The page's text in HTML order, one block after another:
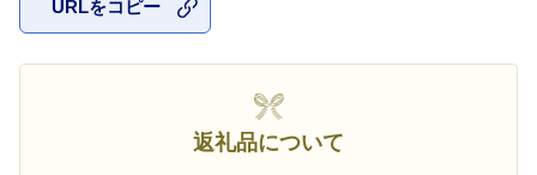
URLをコピー
返礼品について